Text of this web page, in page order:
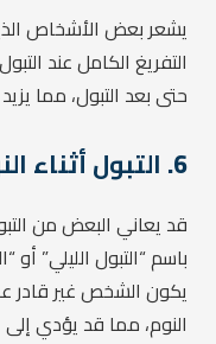
يشعر بعض الأشخاص
التفريغ الكامل عند
حتى بعد التبول، مما
6. التبول أثناء
قد يعاني البعض من
باسم “التبول الليلي” أو
يكون الشخص غير قادر
النوم، مما قد يؤدي إلى